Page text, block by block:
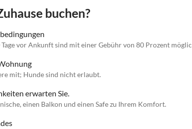
buchen?
vor Ankunft sind mit einer Gebühr von 80 Prozent
mit; Hunde sind nicht erlaubt.
erwarten Sie.
einen Balkon und einen Safe zu Ihrem Komfort.